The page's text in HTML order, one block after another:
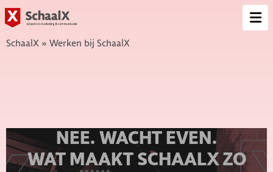
SchaalX » Werken bij SchaalX
NEE. WACHT EVEN.
WAT MAAKT SCHAALX ZO